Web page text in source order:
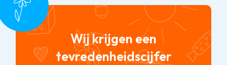
Wij krijgen een
tevredenheidscijfer